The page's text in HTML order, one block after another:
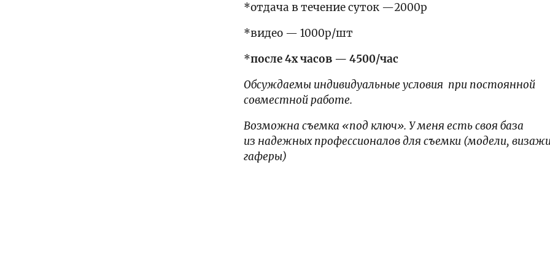
*отдача в течение суток —2000р
*видео — 1000р/шт
*после 4х часов — 4500/час
Обсуждаемы индивидуальные условия при постоянной
совместной работе.
Возможна съемка «под ключ». У меня есть своя база
из надежных профессионалов для съемки (модели,
гаферы)